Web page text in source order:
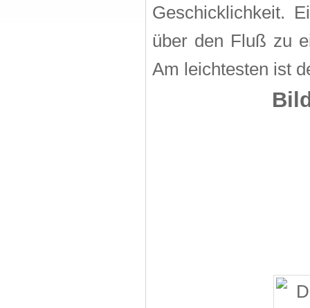
Geschicklichkeit.
über den Fluß zu
Am leichtesten ist